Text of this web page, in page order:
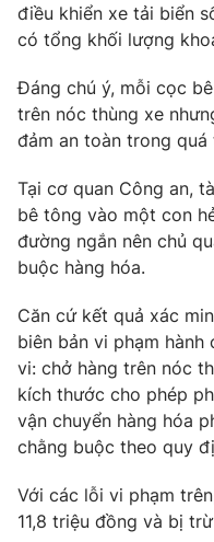
Emagazine
Photo
Video
VTV Money
VTV Sức khoẻ
Thị trường 24h
VTV4
Liên hệ tòa soạn
điều khiển xe tải biển
có tổng khối lượng
Đáng chú ý, mỗi cọc
trên nóc thùng xe
đảm an toàn trong quá
Tại cơ quan Công an,
bê tông vào một con
đường ngắn nên chủ
buộc hàng hóa.
Căn cứ kết quả xác
biên bản vi phạm
vi: chở hàng trên nóc
kích thước cho phép
vận chuyển hàng hóa
chằng buộc theo quy
Với các lỗi vi phạm
11,8 triệu đồng và bị